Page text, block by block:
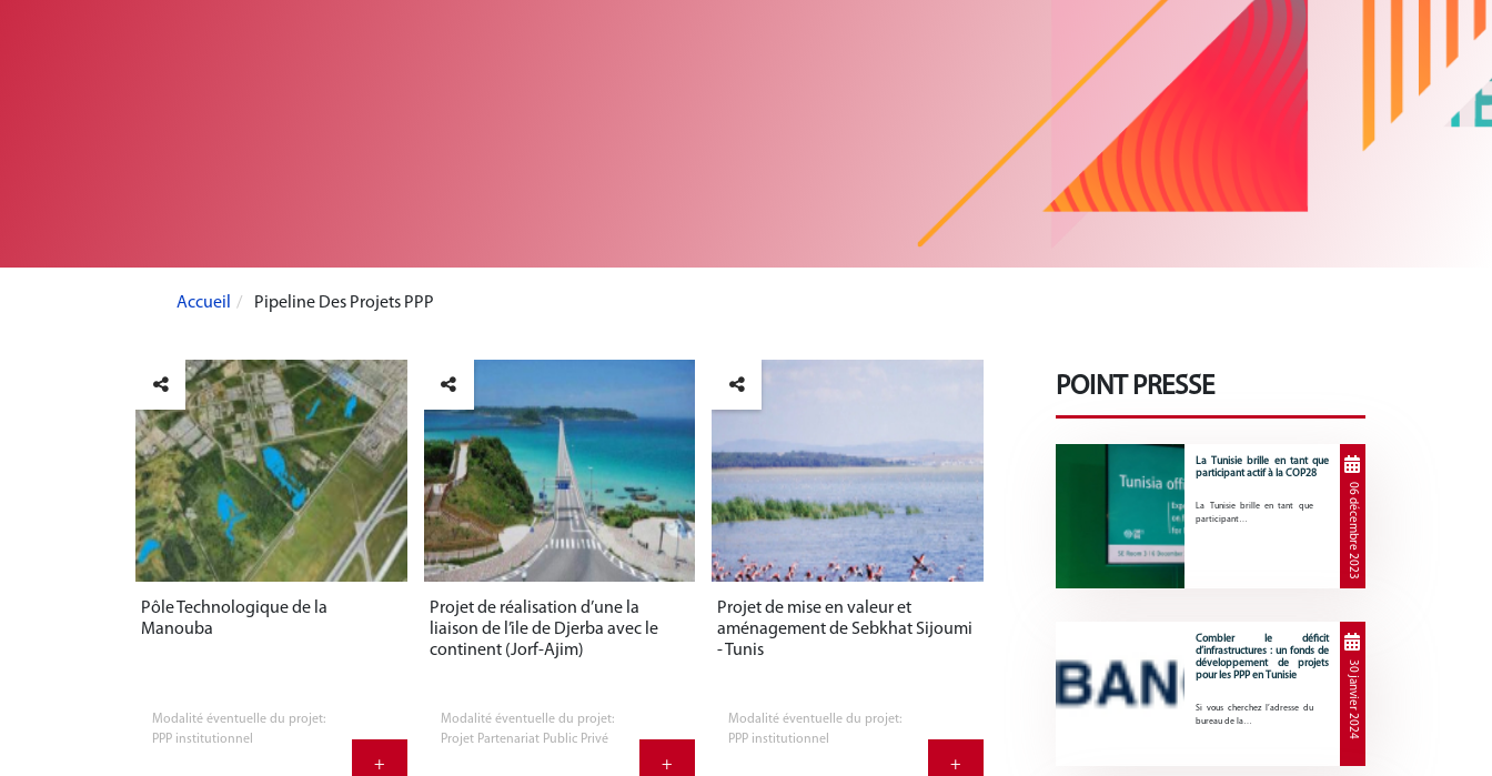
Accueil Pipeline Des Projets PPP
Pôle Technologique de la
Manouba
Modalité éventuelle du projet:
PPP institutionnel
+
Projet de réalisation d’une la
liaison de l’ile de Djerba avec le
continent (Jorf-Ajim)
Modalité éventuelle du projet:
Projet Partenariat Public Privé
+
Projet de mise en valeur et
aménagement de Sebkhat Sijoumi
- Tunis
Modalité éventuelle du projet:
PPP institutionnel
+
POINT PRESSE
La Tunisie brille en tant que
participant actif à la COP28
La Tunisie brille en tant que
participant…
06 décembre 2023
Combler le déficit
d’infrastructures : un fonds de
développement de projets
pour les PPP en Tunisie
Si vous cherchez l’adresse du
bureau de la…
30 janvier 2024